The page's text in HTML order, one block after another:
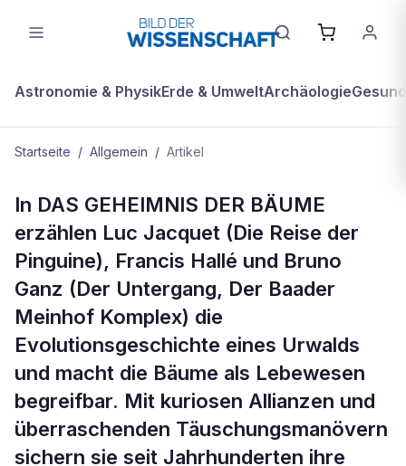
Astronomie & PhysikErde & UmweltArchäologie
Startseite / Allgemein / Artikel
Inhalt Das Geheimnis der Bäume
In DAS GEHEIMNIS DER BÄUME
erzählen Luc Jacquet (Die Reise der
Pinguine), Francis Hallé und Bruno
Ganz (Der Untergang, Der Baader
Meinhof Komplex) die
Evolutionsgeschichte eines Urwalds
und macht die Bäume als Lebewesen
begreifbar. Mit kuriosen Allianzen und
überraschenden Täuschungsmanövern
sichern sie seit Jahrhunderten ihre